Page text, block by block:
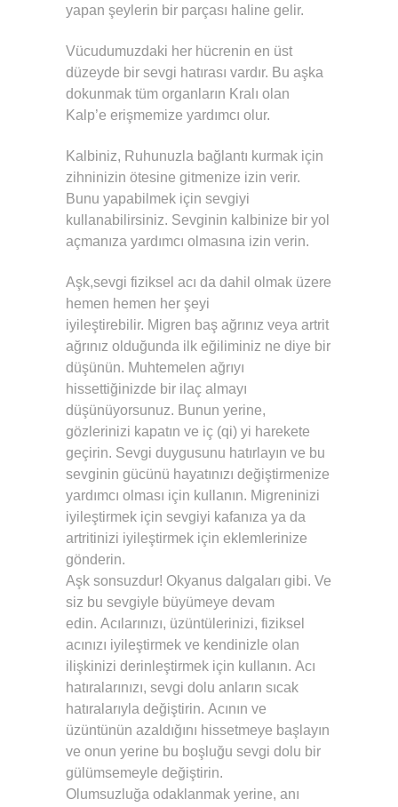
yapan şeylerin bir parçası haline gelir.
Vücudumuzdaki her hücrenin en üst
düzeyde bir sevgi hatırası vardır. Bu aşka
dokunmak tüm organların Kralı olan
Kalp’e erişmemize yardımcı olur.
Kalbiniz, Ruhunuzla bağlantı kurmak için
zihninizin ötesine gitmenize izin verir.
Bunu yapabilmek için sevgiyi
kullanabilirsiniz. Sevginin kalbinize bir yol
açmanıza yardımcı olmasına izin verin.
Aşk,sevgi fiziksel acı da dahil olmak üzere
hemen hemen her şeyi
iyileştirebilir. Migren baş ağrınız veya artrit
ağrınız olduğunda ilk eğiliminiz ne diye bir
düşünün. Muhtemelen ağrıyı
hissettiğinizde bir ilaç almayı
düşünüyorsunuz. Bunun yerine,
gözlerinizi kapatın ve iç (qi) yi harekete
geçirin. Sevgi duygusunu hatırlayın ve bu
sevginin gücünü hayatınızı değiştirmenize
yardımcı olması için kullanın. Migreninizi
iyileştirmek için sevgiyi kafanıza ya da
artritinizi iyileştirmek için eklemlerinize
gönderin.
Aşk sonsuzdur! Okyanus dalgaları gibi. Ve
siz bu sevgiyle büyümeye devam
edin. Acılarınızı, üzüntülerinizi, fiziksel
acınızı iyileştirmek ve kendinizle olan
ilişkinizi derinleştirmek için kullanın. Acı
hatıralarınızı, sevgi dolu anların sıcak
hatıralarıyla değiştirin. Acının ve
üzüntünün azaldığını hissetmeye başlayın
ve onun yerine bu boşluğu sevgi dolu bir
gülümsemeyle değiştirin.
Olumsuzluğa odaklanmak yerine, anı